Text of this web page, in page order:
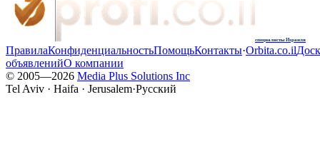
специалисты Израиля
ПравилаКонфиденциальностьПомощьКонтакты·Orbita.co.il
объявленийО компании
© 2005—2026 Media Plus Solutions Inc
Tel Aviv · Haifa · Jerusalem·Русский